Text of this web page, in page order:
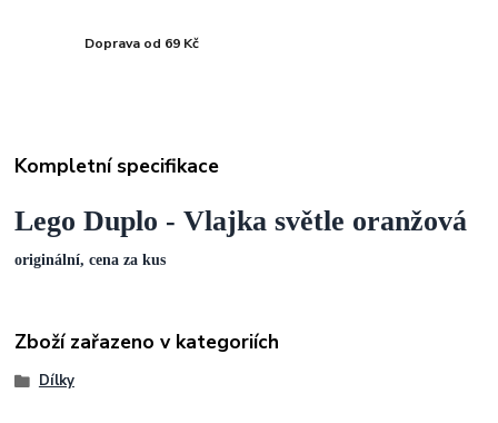
Doprava od 69 Kč
Kompletní specifikace
Lego Duplo - Vlajka světle oranžová
originální, cena za kus
Zboží zařazeno v kategoriích
Dílky